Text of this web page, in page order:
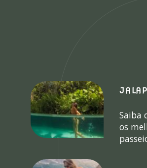
Saiba
os